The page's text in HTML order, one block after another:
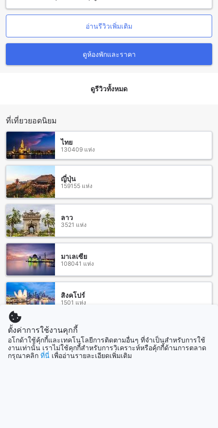
เขตเมืองเก่า: สถานที่ท่องเที่ยวยอดฟ้าในเชียงใหม่
เขตเมืองเก่าในเชียงใหม่เป็นสถานที่ท่องเที่ยวที่น่าตื่นเต้นและน่า
มีบรรยากาศที่เงียบสงบและเป็นศูนย์กลางของวัฒนธรรมและ
ประวัติศาสตร์ของเชียงใหม่ ยังมีสถานที่ท่องเที่ยวหลากหลายที่น่า
สนใจให้คุณได้สัมผัส ทั้งการเดินเล่นในถนนคนเดิน, ชมวิวที่เขา
เก่าของเชียงใหม่ และสามารถเดินทางมาถึงได้จากสนามบิน
สุวรรณภูมิหรือสนามบินเชียงใหม่ได้อย่างสะดวกสบาย
หากคุณเลือกที่จะเดินทางมาจากสนามบินสุวรรณภูมิ วิธีที่สะดวก
ที่สุดคือให้นั่งรถตู้ที่สนามบิน รถตู้สาย A1 จะพาคุณไปยังสถานี
ขนส่งเชียงใหม่ ซึ่งใช้เวลาเพียงประมาณ 15-20 นาที และค่า
โดยสารประมาณ 30 บาท
จากสถานีขนส่งเชียงใหม่ คุณสามารถนั่งรถแท็กซี่หรือรถ
สาธารณะเพื่อมาถึงเดอะทเวนตี้ ลอดจ์ (SHA Extra Plus) ซึ่งตั้งอยู่
ห่างจากสถานีขนส่งประมาณ 2 กิโลเมตร
สถานที่ท่องเที่ยวรอบๆ เดอะทเวนตี้ ลอดจ์ (SHA Extra Plus)
เดอะทเวนตี้ ลอดจ์ (SHA Extra Plus) เป็นโรงแรมที่ตั้งอยู่ในทำเล
ที่สะดวกสบายและมีสถานที่ท่องเที่ยวหลายแห่งรอบๆ โรงแรม ใน
ระยะทางเดินสั้นสามารถเข้าชมวัดเจดีย์หลวง วัดพระสิงห์ วัด
เชียงมั่น และ วัดพันเตา ซึ่งเป็นวัดที่มีความสำคัญทาง
ประวัติศาสตร์และศิลปวัฒนธรรมของเชียงใหม่
นอกจากนี้ยังมีอื่นๆ อีกมากมาย เช่น อนุสาวรีย์สามกษัตริย์ ที่เป็น
อนุสาวรีย์ที่สร้างขึ้นเพื่อเฉลิมฉลองพระราชสมภพสมเด็จพระเจ้า
อยู่หัวฯ และ พิพิธภัณฑ์พื้นบ้านล้านนา ที่จะช่วยให้คุณได้รู้จักกับ
วัฒนธรรมและวิถีชีวิตของชาวล้านนา
หากคุณชื่นชอบธรรมชาติ คุณสามารถเดินทางไปสวนบวกหาด
และ สนามท่าแพ เพื่อสัมผัสกับความสดชื่นและความเรียบง่ายของ
ธรรมชาติ นอกจากนี้ยังมีหอศิลปวัฒนธรรมเมืองเชียงใหม่ที่คุณ
อ่านรีวิวเพิ่มเติม
ดูห้องพักและราคา
ดูรีวิวทั้งหมด
ที่เที่ยวยอดนิยม
ไทย
130409 แห่ง
ญี่ปุ่น
159155 แห่ง
ลาว
3521 แห่ง
มาเลเซีย
108041 แห่ง
สิงคโปร์
1501 แห่ง
ดูทั้งหมด
ตั้งค่าการใช้งานคุกกี้
อโกด้าใช้คุ้กกี้และเทคโนโลยีการติดตามอื่นๆ ที่จำเป็นสำหรับการใช้
งานเท่านั้น เราไม่ใช้คุกกี้สำหรับการวิเคราะห์หรือคุ้กกี้ด้านการตลาด
กรุณาคลิก ที่นี่ เพื่ออ่านรายละเอียดเพิ่มเติม